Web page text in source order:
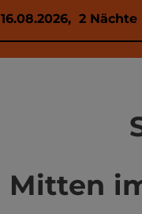
16.08.2026, 2 Nächte
Mitten